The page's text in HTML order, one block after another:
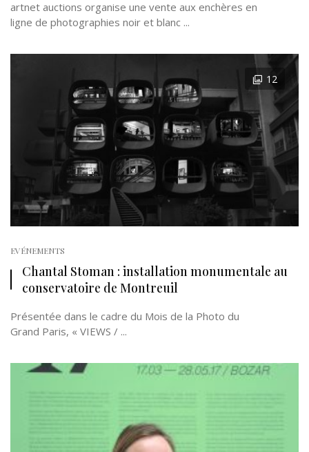
artnet auctions organise une vente aux enchères en
ligne de photographies noir et blanc ...
12
EVÉNEMENTS
Chantal Stoman : installation monumentale au
conservatoire de Montreuil
Présentée dans le cadre du Mois de la Photo du
Grand Paris, « VIEWS / ...